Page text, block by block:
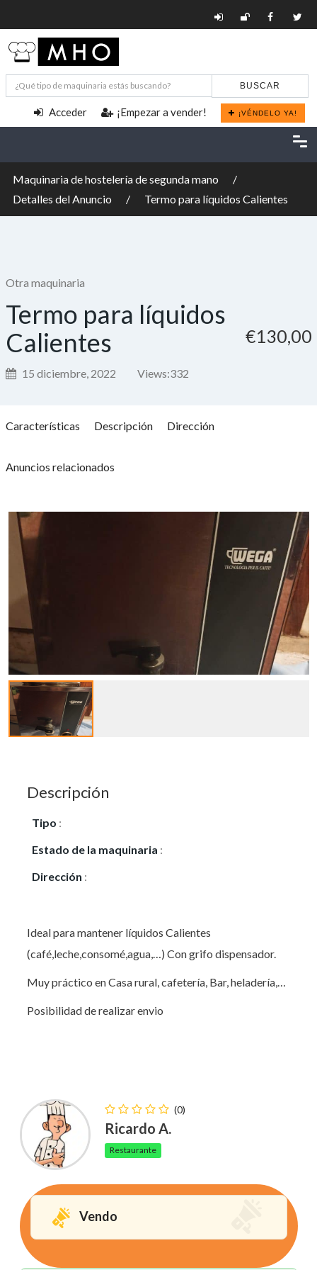
BUSCAR
Acceder ¡Empezar a vender! ¡VÉNDELO YA!
Maquinaria de hostelería de segunda mano
Detalles del Anuncio
Termo para líquidos Calientes
Otra maquinaria
Termo para líquidos
Calientes
15 diciembre, 2022 Views:332
€130,00
Características Descripción Dirección
Anuncios relacionados
Descripción
Tipo :
Estado de la maquinaria :
Dirección :
Ideal para mantener líquidos Calientes
(café,leche,consomé,agua,…) Con grifo dispensador.
Muy práctico en Casa rural, cafetería, Bar, heladería,…
Posibilidad de realizar envio
(0)
Ricardo A.
Restaurante
Vendo